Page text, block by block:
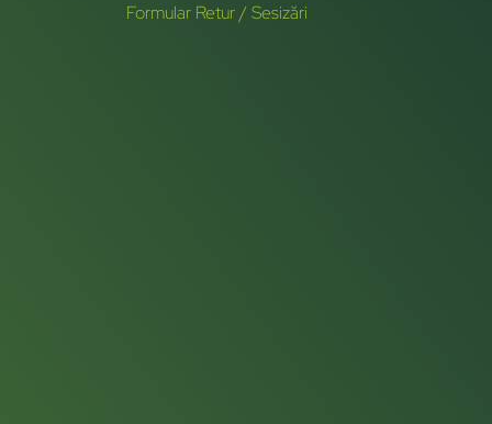
Formular Retur / Sesizări